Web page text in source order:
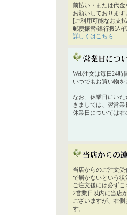
前払い・または代金
お願いしております。
[ご利用可能なお支
郵便振替/銀行振込/
詳しくはこちら
Web注文は毎日24時
いつでもお買い物を
なお、休業日にい
きましては、翌営
休業日については右
当店からのご注文
で届かないという状
ご注文後には必ず
2営業日以内に当店
ございますが、右
す。